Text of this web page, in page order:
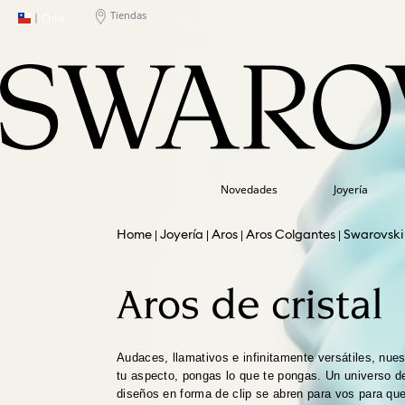
| Tiendas
Novedades Joyería
Joyería Aros Aros Colgantes Swarovski
Aros de cristal
Audaces, llamativos e infinitamente versátiles,
tu aspecto, pongas lo que te pongas. Un universo
diseños en forma de clip se abren para vos para